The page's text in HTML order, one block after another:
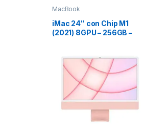
MacBook
iMac 24″ con Chip M1
(2021) 8GPU – 256GB –